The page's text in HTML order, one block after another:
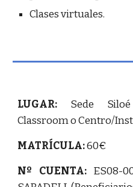
Clases virtuales.
LUGAR: Sede Siloé
Classroom o Centro/
MATRÍCULA:60€
Nº CUENTA:ES08-